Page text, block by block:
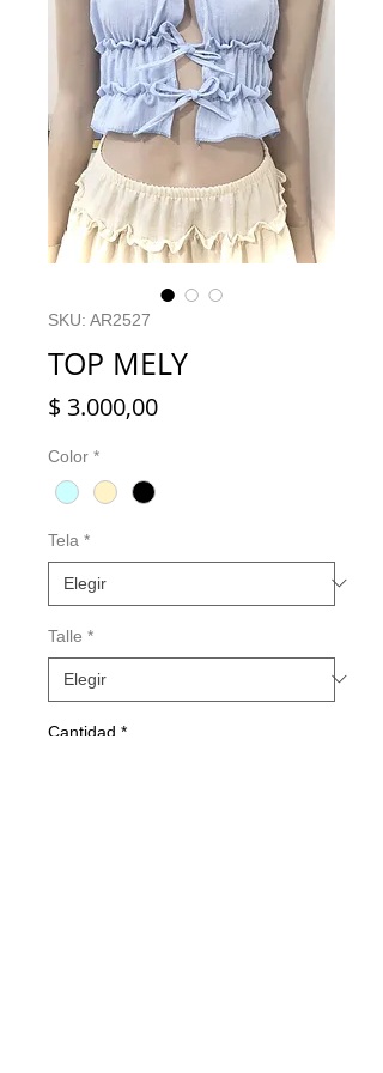
SKU: AR2527
TOP MELY
$ 3.000,00Precio
Color *
Tela *
Talle *
Cantidad *